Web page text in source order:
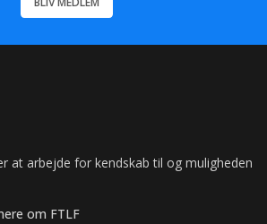
at arbejde for kendskab til og muligheden
om FTLF